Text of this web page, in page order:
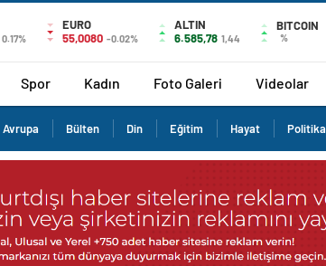
0.17%
EURO
55,0080 -0.02%
ALTIN
6.585,78 1,44
BITCOIN
%
Spor Kadın Foto Galeri Videolar
Avrupa Bülten Din Eğitim Hayat Politika